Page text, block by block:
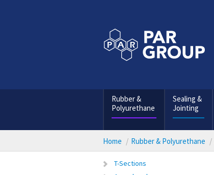
Rubber &
Polyurethane
Sealing &
Jointing
Home Rubber & Polyurethane
T-Sections